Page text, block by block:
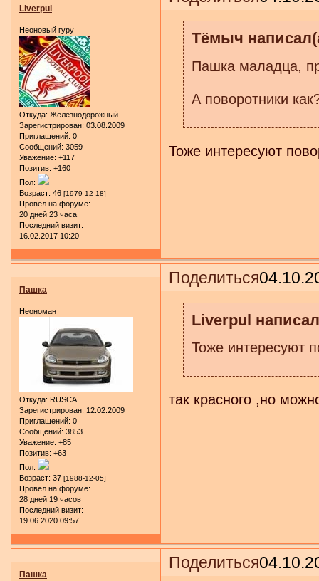
Liverpul
Неоновый гуру
Откуда: Железнодорожный
Зарегистрирован: 03.08.2009
Приглашений: 0
Сообщений: 3059
Уважение: +117
Позитив: +160
Пол:
Возраст: 46 [1979-12-18]
Провел на форуме:
20 дней 23 часа
Последний визит:
16.02.2017 10:20
Тёмыч
Пашка маладца,
А поворотники
Тоже интересуют
Поделиться
Пашка
Неономан
Откуда: RUSCA
Зарегистрирован: 12.02.2009
Приглашений: 0
Сообщений: 3853
Уважение: +85
Позитив: +63
Пол:
Возраст: 37 [1988-12-05]
Провел на форуме:
28 дней 19 часов
Последний визит:
19.06.2020 09:57
Liverpul
Тоже интересуют
так красного ,но
Поделиться
Пашка